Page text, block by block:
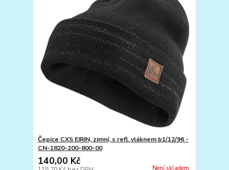
Čepice CXS EIRIN, zimní, s refl. vláknem b1/12/96 -
CN-1820-200-800-00
140,00 Kč
Není skladem